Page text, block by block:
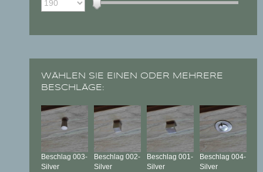
WÄHLEN SIE EINEN ODER MEHRERE
BESCHLÄGE:
Beschlag 003-
Silver
Beschlag 002-
Silver
Beschlag 001-
Silver
Beschlag 004-
Silver